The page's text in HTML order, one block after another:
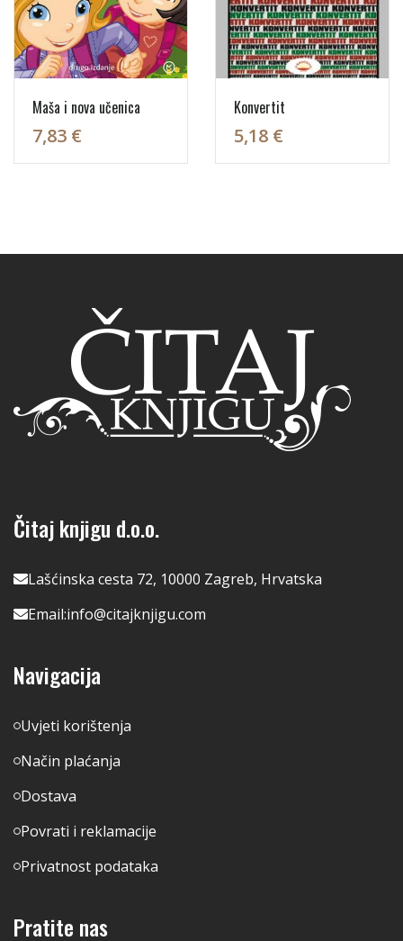
Maša i nova učenica
7,83 €
Konvertit
5,18 €
Čitaj knjigu d.o.o.
Lašćinska cesta 72, 10000 Zagreb, Hrvatska
Email:info@citajknjigu.com
Navigacija
Uvjeti korištenja
Način plaćanja
Dostava
Povrati i reklamacije
Privatnost podataka
Pratite nas